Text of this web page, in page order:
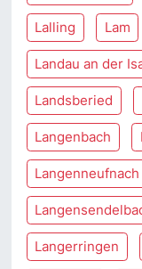
Lalling Lam
Landau an der
Landsberied
Langenbach
Langenneufnach
Langerringen